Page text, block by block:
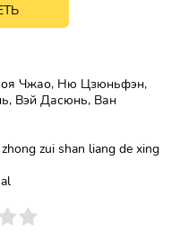
Чжао, Ню Цзюньфэн,
Вэй Дасюнь, Ван
zui shan liang de xing